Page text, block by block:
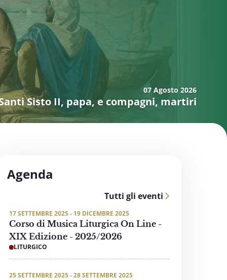
07 Agosto 2026
Sisto II, papa, e compagni, martiri
Agenda
Tutti gli eventi
17 SETTEMBRE 2025 - 19 DICEMBRE 2025
Corso di Musica Liturgica On Line -
XIX Edizione - 2025/2026
LITURGICO
25 SETTEMBRE 2025 - 28 SETTEMBRE 2025